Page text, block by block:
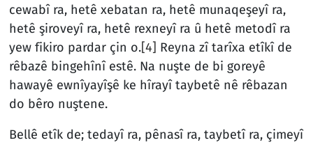
cewabî ra, hetê xebatan ra, hetê munaqeşeyî ra,
hetê şiroveyî ra, hetê rexneyî ra û hetê metodî ra
yew fikiro pardar çin o.[4] Reyna zî tarîxa etîkî de
rêbazê bingehînî estê. Na nuşte de bi goreyê
hawayê ewnîyayîşê ke hîrayî taybetê nê rêbazan
do bêro nuştene.
Bellê etîk de; tedayî ra, pênasî ra, taybetî ra, çimeyî